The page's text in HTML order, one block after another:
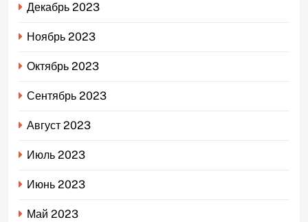
Декабрь 2023
Ноябрь 2023
Октябрь 2023
Сентябрь 2023
Август 2023
Июль 2023
Июнь 2023
Май 2023